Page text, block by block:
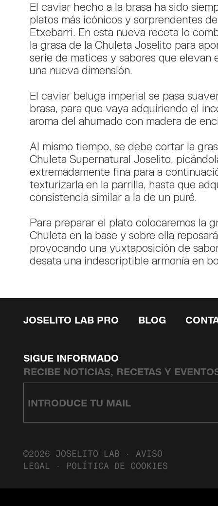
El caviar hecho a la brasa ha sido
platos más icónicos y sorprendentes
Etxebarri. En esta nueva receta lo
la grasa de la Chuleta Joselito para
serie de matices y sabores que elevan
una nueva dimensión.
El caviar beluga imperial se pasa
brasa, para que vaya adquiriendo el
aroma del ahumado con madera de
Al mismo tiempo, se debe cortar la
Chuleta Supernatural Joselito,
extremadamente fina para a
texturizarla en la parrilla, hasta que
consistencia similar a la de un puré.
Para preparar el plato colocaremos la
Chuleta en la base y sobre ella
provocando una yuxtaposición de
desata una indescriptible armonía en
JOSELITO LAB PRO BLOG
SIGUE INFORMADO
RECIBE NOTICIAS, RECETAS Y
©2026 JOSELITO LAB · AVISO
LEGAL · POLÍTICA DE COOKIES